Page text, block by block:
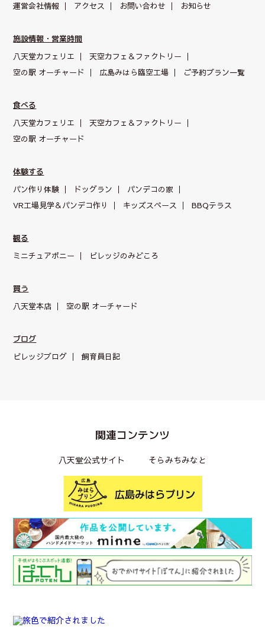
運営会社情報
アクセス お問い合わせ お知らせ
施設情報・営業時間
八天堂カフェリエ
天空カフェ＆ファクトリー
空の駅 オーチャード
広島みはら臨空工場 ご予約プラン一覧
食べる
八天堂カフェリエ
天空カフェ＆ファクトリー
空の駅 オーチャード
体験する
パン作り体験
ドッグラン
パンデコの家
VR工場見学＆パンデコ作り
キッズスペース BBQテラス
観る
ミニチュアポニー
ビレッジのみどころ
買う
八天堂本店
空の駅 オーチャード
ブログ
ビレッジブログ
飼育員日記
関連コンテンツ
八天堂公式サイト そらみちみなと